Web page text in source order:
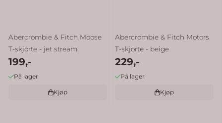
Abercrombie & Fitch Moose
T-skjorte - jet stream
199,-
På lager
Kjøp
Abercrombie & Fitch Motors
T-skjorte - beige
229,-
På lager
Kjøp